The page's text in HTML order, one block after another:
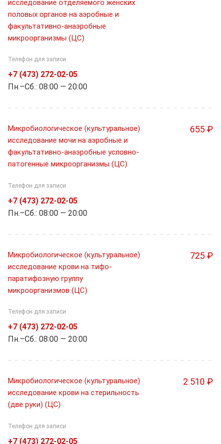
исследование отделяемого женских
половых органов на аэробные и
факультативно-анаэробные
микроорганизмы (ЦС)
Телефон для записи
+7 (473) 272-02-05
Пн.–Cб.: 08:00 — 20:00
Микробиологическое (культуральное)
исследование мочи на аэробные и
факультативно-анаэробные условно-
патогенные микроорганизмы (ЦС)
655 ₽
Телефон для записи
+7 (473) 272-02-05
Пн.–Cб.: 08:00 — 20:00
Микробиологическое (культуральное)
исследование крови на тифо-
паратифозную группу
микроорганизмов (ЦС)
725 ₽
Телефон для записи
+7 (473) 272-02-05
Пн.–Cб.: 08:00 — 20:00
Микробиологическое (культуральное)
исследование крови на стерильность
(две руки) (ЦС)
2 510 ₽
Телефон для записи
+7 (473) 272-02-05